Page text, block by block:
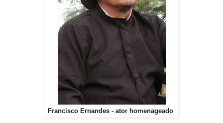
Francisco Ernandes - ator homenageado